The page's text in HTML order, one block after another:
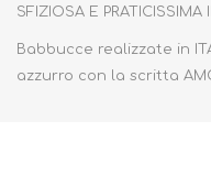
SFIZIOSA E PRATICISSIMA
Babbucce realizzate in
azzurro con la scritta